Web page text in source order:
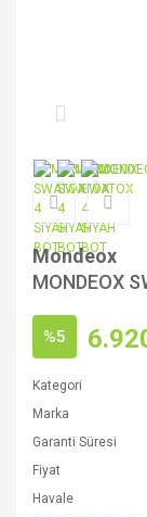
Mondeox
MONDEOX
%5
Kategori
Marka
Garanti Süresi
Fiyat
Havale